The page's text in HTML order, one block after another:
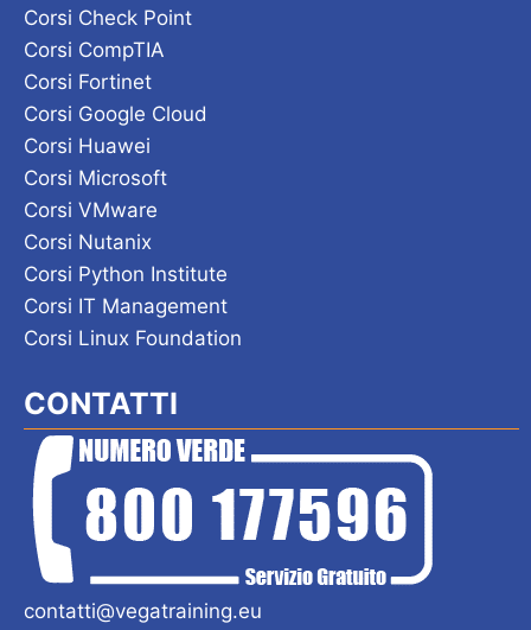
Corsi Check Point
Corsi CompTIA
Corsi Fortinet
Corsi Google Cloud
Corsi Huawei
Corsi Microsoft
Corsi VMware
Corsi Nutanix
Corsi Python Institute
Corsi IT Management
Corsi Linux Foundation
CONTATTI
contatti@vegatraining.eu